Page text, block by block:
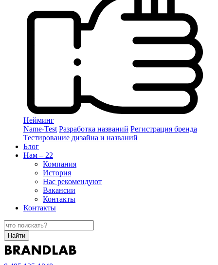
Нейминг
Name-Test Разработка названий Регистрация бренда
Тестирование дизайна и названий
Блог
Нам – 22
Компания
История
Нас рекомендуют
Вакансии
Контакты
Контакты
Найти